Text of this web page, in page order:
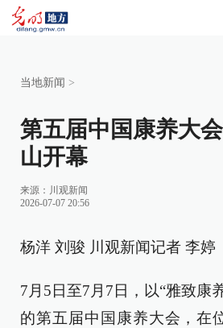
当地新闻 >
第五届中国康养大
山开幕
来源： 川观新闻
2026-07-07 20:56
杨洋 刘骏 川观新闻记者 李婷
7月5日至7月7日，以“雅致康
的第五届中国康养大会，在